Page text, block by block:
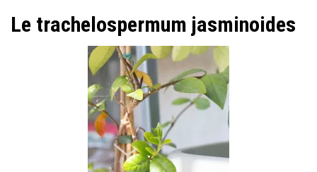
Le trachelospermum jasminoides